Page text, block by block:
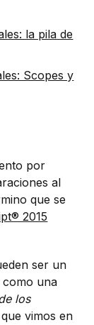
la pila de
Scopes y
por
al
que se
2015
ser un
una
los
que vimos en